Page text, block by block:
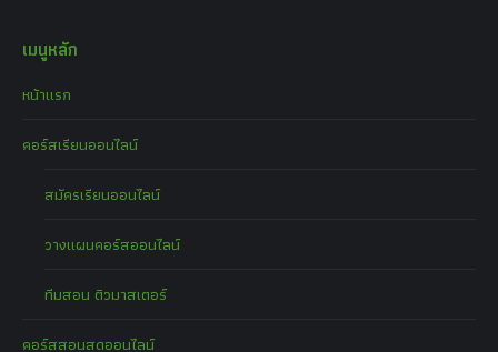
เมนูหลัก
หน้าแรก
คอร์สเรียนออนไลน์
สมัครเรียนออนไลน์
วางแผนคอร์สออนไลน์
ทีมสอน ติวมาสเตอร์
คอร์สสอนสดออนไลน์